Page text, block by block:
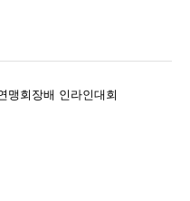
맹회장배 인라인대회